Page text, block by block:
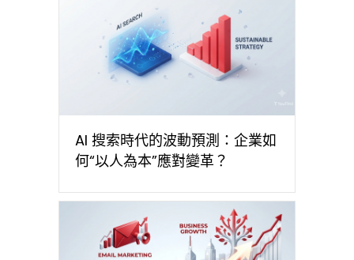
AI 搜索時代的波動預測：企業如
何“以人為本”應對變革？